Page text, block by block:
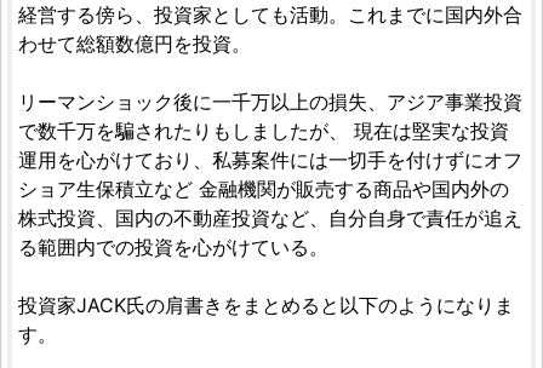
経営する傍ら、投資家としても活動。これまでに国内外合
わせて総額数億円を投資。
リーマンショック後に一千万以上の損失、アジア事業投資
で数千万を騙されたりもしましたが、 現在は堅実な投資
運用を心がけており、私募案件には一切手を付けずにオフ
ショア生保積立など 金融機関が販売する商品や国内外の
株式投資、国内の不動産投資など、自分自身で責任が追え
る範囲内での投資を心がけている。
投資家JACK氏の肩書きをまとめると以下のようになりま
す。